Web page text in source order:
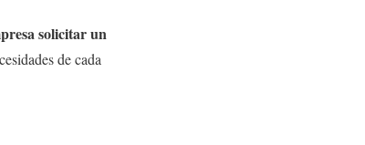
solicitar un
de cada